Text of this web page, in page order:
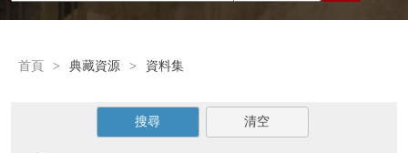
首頁 > 典藏資源 > 資料集
搜尋 清空